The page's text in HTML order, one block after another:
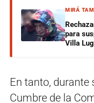
MIRÁ
para
Villa
En tanto, durante
Cumbre de la